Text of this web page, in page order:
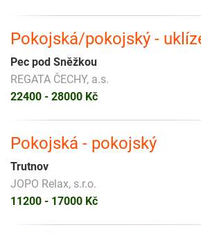
Pokojská/pokojský -
Pec pod Sněžkou
REGATA ČECHY, a.s.
22400 - 28000 Kč
Pokojská - pokojský
Trutnov
JOPO Relax, s.r.o.
11200 - 17000 Kč